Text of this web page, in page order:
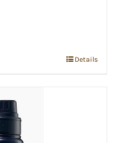
Details